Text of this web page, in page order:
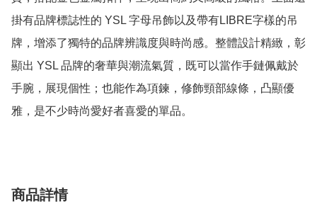
掛有品牌標誌性的 YSL 字母吊飾以及帶有LIBRE字樣的吊
牌，增添了獨特的品牌辨識度與時尚感。整體設計精緻，彰
顯出 YSL 品牌的奢華與潮流氣質，既可以當作手鏈佩戴於
手腕，展現個性；也能作為項鍊，修飾頸部線條，凸顯優
雅，是不少時尚愛好者喜愛的單品。
商品詳情